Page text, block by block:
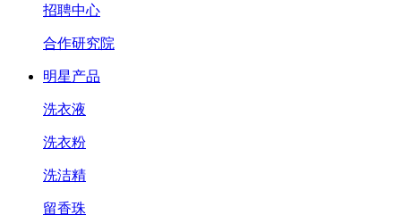
招聘中心
合作研究院
明星产品
洗衣液
洗衣粉
洗洁精
留香珠